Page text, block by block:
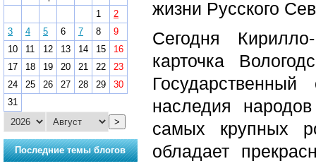
жизни Русского
Сегодня
карточка
наследия
самых крупных
обладает
1
2
3
4 5 6 7 8
9
10
11 12 13 14 15
16
17
18 19 20 21 22
23
24
25 26 27 28 29
30
31
>
Последние темы блогов